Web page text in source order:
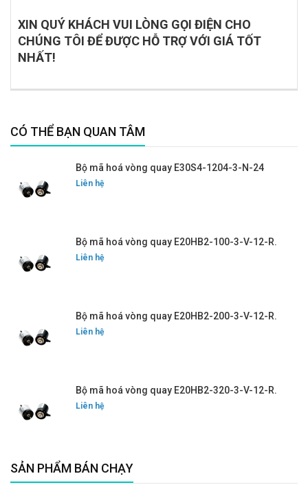
XIN QUÝ KHÁCH VUI LÒNG GỌI ĐIỆN CHO
CHÚNG TÔI ĐỂ ĐƯỢC HỖ TRỢ VỚI GIÁ TỐT
NHẤT!
CÓ THỂ BẠN QUAN TÂM
Bộ mã hoá vòng quay E30S4-1204-3-N-24
Liên hệ
Bộ mã hoá vòng quay E20HB2-100-3-V-12-R.
Liên hệ
Bộ mã hoá vòng quay E20HB2-200-3-V-12-R.
Liên hệ
Bộ mã hoá vòng quay E20HB2-320-3-V-12-R.
Liên hệ
SẢN PHẨM BÁN CHẠY